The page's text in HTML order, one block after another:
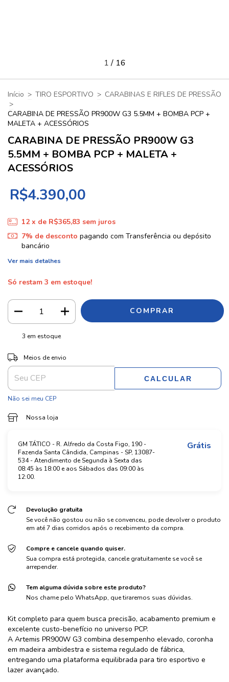
1/ 16
Início > TIRO ESPORTIVO > CARABINAS E RIFLES DE PRESSÃO
>
CARABINA DE PRESSÃO PR900W G3 5.5MM + BOMBA PCP +
MALETA + ACESSÓRIOS
CARABINA DE PRESSÃO PR900W G3
5.5MM + BOMBA PCP + MALETA +
ACESSÓRIOS
R$4.390,00
12 x de R$365,83 sem juros
7% de desconto pagando com Transferência ou depósito
bancário
Ver mais detalhes
Só restam 3 em estoque!
3 em estoque
Entregas para o CEP:
Meios de envio
CALCULAR
Não sei meu CEP
Nossa loja
GM TÁTICO - R. Alfredo da Costa Figo, 190 -
Fazenda Santa Cândida, Campinas - SP, 13087-
534 - Atendimento de Segunda à Sexta das
08:45 às 18:00 e aos Sábados das 09:00 às
12:00.
Grátis
Devolução gratuita
Se você não gostou ou não se convenceu, pode devolver o produto
em até 7 dias corridos após o recebimento da compra.
Compre e cancele quando quiser.
Sua compra está protegida, cancele gratuitamente se você se
arrepender.
Tem alguma dúvida sobre este produto?
Nos chame pelo WhatsApp, que tiraremos suas dúvidas.
Kit completo para quem busca precisão, acabamento premium e
excelente custo-benefício no universo PCP.
A Artemis PR900W G3 combina desempenho elevado, coronha
em madeira ambidestra e sistema regulado de fábrica,
entregando uma plataforma equilibrada para tiro esportivo e
lazer avançado.